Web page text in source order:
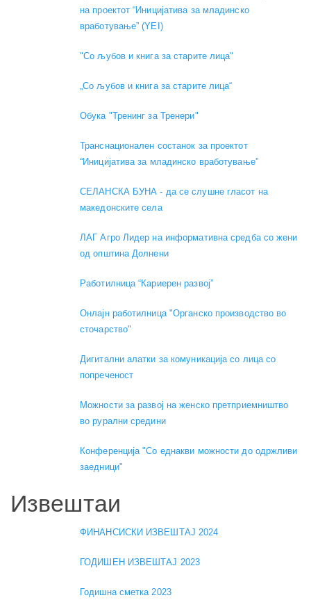
на проектот “Иницијатива за младинско
вработување” (YEI)
"Со љубов и книга за старите лица"
„Со љубов и книга за старите лица“
Обука "Тренинг за Тренери"
Транснационален состанок за проектот
“Иницијатива за младинско вработување”
СЕЛАНСКА БУНА - да се слушне гласот на
македонските села
ЛАГ Агро Лидер на информативна средба со жени
од општина Долнени
Работилница “Кариерен развој”
Онлајн работилница "Органско производство во
сточарство"
Дигитални алатки за комуникација со лица со
попреченост
Можности за развој на женско претприемништво
во рурални средини
Конференција "Со еднакви можности до одржливи
заедници"
Извештаи
ФИНАНСИСКИ ИЗВЕШТАЈ 2024
ГОДИШЕН ИЗВЕШТАЈ 2023
Годишна сметка 2023